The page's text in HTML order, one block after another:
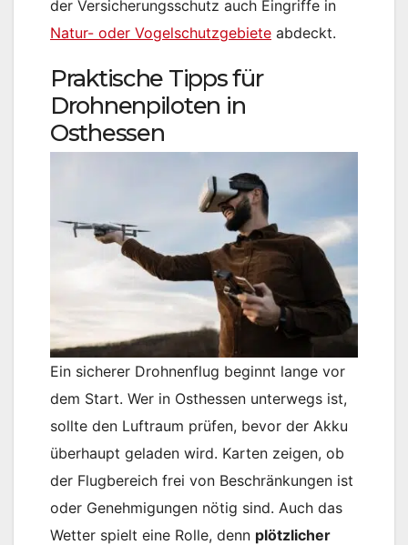
der Versicherungsschutz auch Eingriffe in
Natur- oder Vogelschutzgebiete abdeckt.
Praktische Tipps für
Drohnenpiloten in
Osthessen
Ein sicherer Drohnenflug beginnt lange vor
dem Start. Wer in Osthessen unterwegs ist,
sollte den Luftraum prüfen, bevor der Akku
überhaupt geladen wird. Karten zeigen, ob
der Flugbereich frei von Beschränkungen ist
oder Genehmigungen nötig sind. Auch das
Wetter spielt eine Rolle, denn plötzlicher